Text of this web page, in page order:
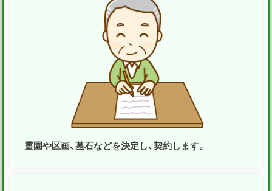
霊園や区画、墓石などを決定し、契約します。